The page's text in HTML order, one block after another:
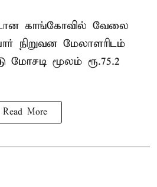
காங்கோவில் வேலை
நிறுவன மேலாளரிடம்
மூலம் ரூ.75.2
Read More